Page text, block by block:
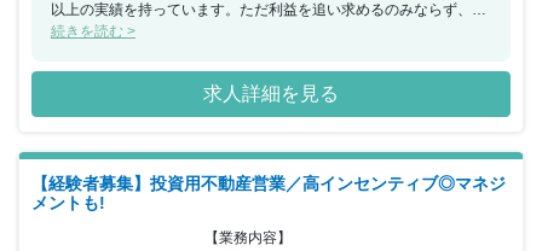
以上の実績を持っています。ただ利益を追い求めるのみならず、奨
学金の財団を設立する等社会貢献にも取り組んでいます。
続きを読む >
求人詳細を見る
【経験者募集】投資用不動産営業／高インセンティブ◎マネジ
メントも!
【業務内容】